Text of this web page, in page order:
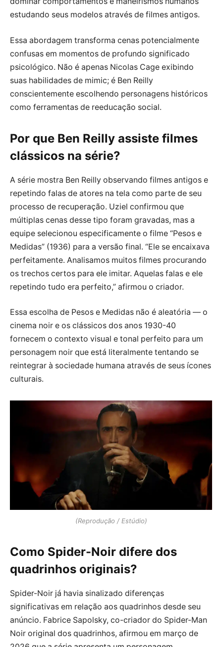
estudando seus modelos através de filmes antigos.
Essa abordagem transforma cenas potencialmente
confusas em momentos de profundo significado
psicológico. Não é apenas Nicolas Cage exibindo
suas habilidades de mimic; é Ben Reilly
conscientemente escolhendo personagens históricos
como ferramentas de reeducação social.
Por que Ben Reilly assiste filmes
clássicos na série?
A série mostra Ben Reilly observando filmes antigos e
repetindo falas de atores na tela como parte de seu
processo de recuperação. Uziel confirmou que
múltiplas cenas desse tipo foram gravadas, mas a
equipe selecionou especificamente o filme “Pesos e
Medidas” (1936) para a versão final. “Ele se encaixava
perfeitamente. Analisamos muitos filmes procurando
os trechos certos para ele imitar. Aquelas falas e ele
repetindo tudo era perfeito,” afirmou o criador.
Essa escolha de Pesos e Medidas não é aleatória — o
cinema noir e os clássicos dos anos 1930-40
fornecem o contexto visual e tonal perfeito para um
personagem noir que está literalmente tentando se
reintegrar à sociedade humana através de seus ícones
culturais.
(Reprodução / Estúdio)
Como Spider-Noir difere dos
quadrinhos originais?
Spider-Noir já havia sinalizado diferenças
significativas em relação aos quadrinhos desde seu
anúncio. Fabrice Sapolsky, co-criador do Spider-Man
Noir original dos quadrinhos, afirmou em março de